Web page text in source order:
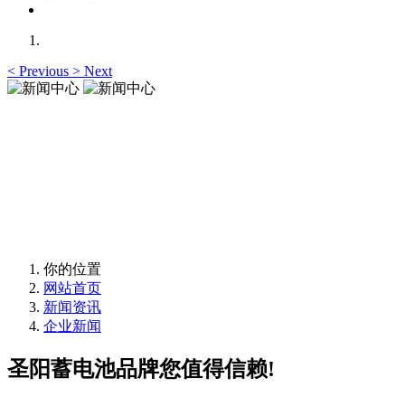
< Previous > Next
你的位置
网站首页
新闻资讯
企业新闻
圣阳蓄电池品牌您值得信赖!